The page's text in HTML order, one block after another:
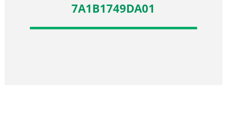
7A1B1749DA01